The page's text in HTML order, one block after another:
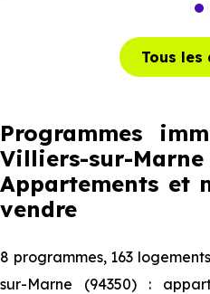
Tous les
Programmes
Villiers-sur-
Appartements et
vendre
8 programmes, 163
sur-Marne (94350) :